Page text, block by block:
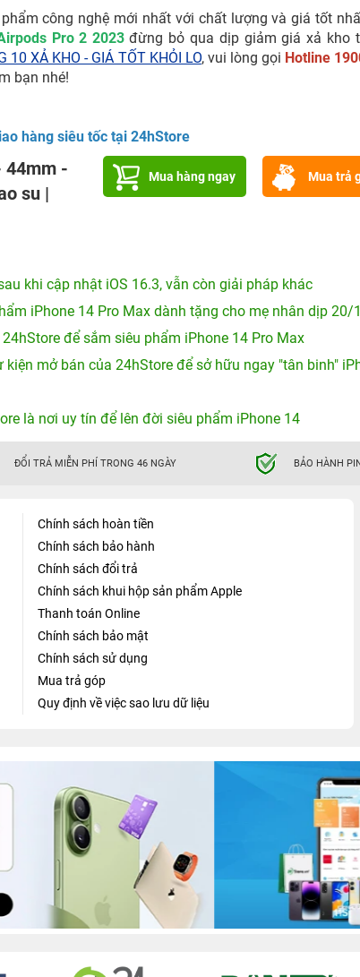
công nghệ mới nhất với chất lượng và giá tốt
Pro 2 2023 đừng bỏ qua dịp giảm giá xả kho
10 XẢ KHO - GIÁ TỐT KHỎI LO, vui lòng gọi Hotline
bạn nhé!
hàng siêu tốc tại 24hStore
44mm -
su |
Mua hàng ngay Mua trả
khi cập nhật iOS 16.3, vẫn còn giải pháp khác
iPhone 14 Pro Max dành tặng cho mẹ nhân dịp 20/
để sắm siêu phẩm iPhone 14 Pro Max
mở bán của 24hStore để sở hữu ngay "tân binh"
là nơi uy tín để lên đời siêu phẩm iPhone 14
ĐỔI TRẢ MIỄN PHÍ TRONG 46 NGÀY BẢO HÀNH
Chính sách hoàn tiền
Chính sách bảo hành
Chính sách đổi trả
Chính sách khui hộp sản phẩm Apple
Thanh toán Online
Chính sách bảo mật
Chính sách sử dụng
Mua trả góp
Quy định về việc sao lưu dữ liệu